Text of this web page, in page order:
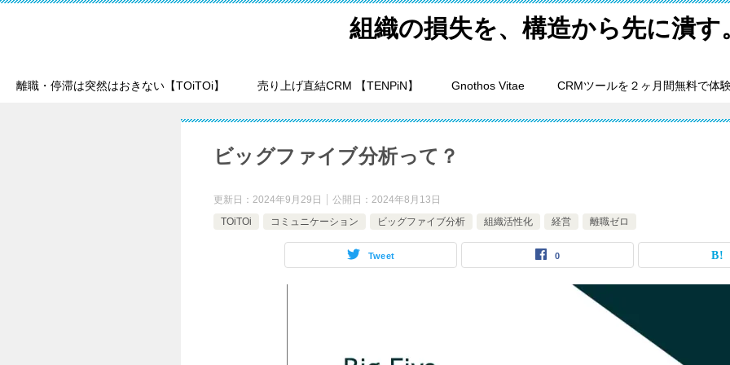
組織の損失を、構造から先に潰す
離職・停滞は突然はおきない【TOiTOi】 売り上げ直結CRM 【TENPiN】 Gnothos Vitae CRMツールを２ヶ月間無料で体
ビッグファイブ分析って？
更新日： 2024年9月29日 公開日： 2024年8月13日
TOiTOi
コミュニケーション ビッグファイブ分析 組織活性化 経営 離職ゼロ
Tweet 0